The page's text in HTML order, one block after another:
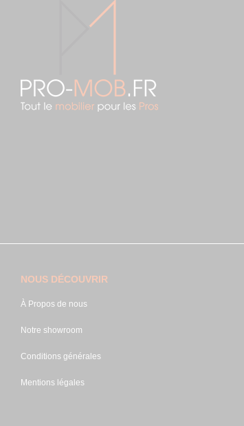
NOUS DÉCOUVRIR
À Propos de nous
Notre showroom
Conditions générales
Mentions légales